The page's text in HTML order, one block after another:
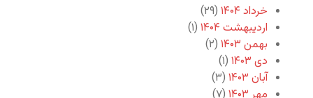
خرداد ۱۴۰۴
(۲۹)
اردیبهشت ۱۴۰۴
(۱)
بهمن ۱۴۰۳
(۲)
دی ۱۴۰۳
(۱)
آبان ۱۴۰۳
(۳)